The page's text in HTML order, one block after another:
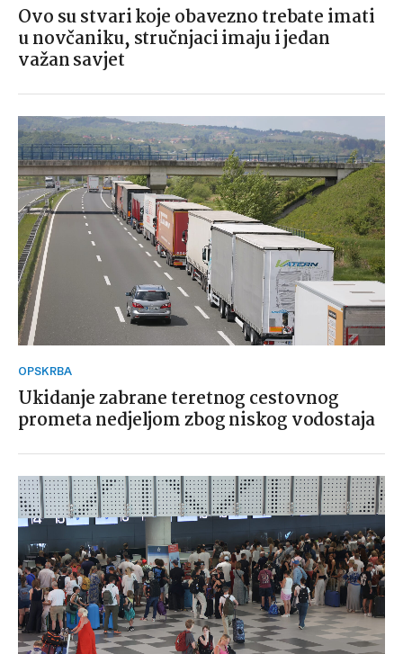
Ovo su stvari koje obavezno trebate imati
u novčaniku, stručnjaci imaju i jedan
važan savjet
OPSKRBA
Ukidanje zabrane teretnog cestovnog
prometa nedjeljom zbog niskog vodostaja